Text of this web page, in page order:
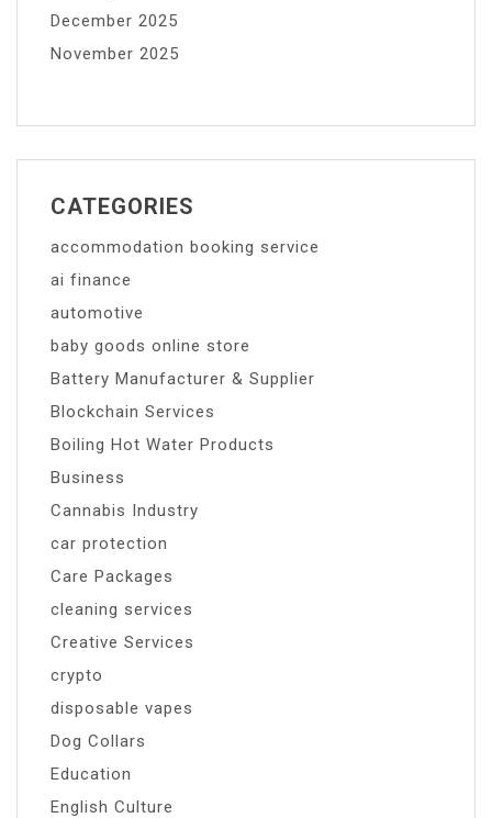
December 2025
November 2025
CATEGORIES
accommodation booking service
ai finance
automotive
baby goods online store
Battery Manufacturer & Supplier
Blockchain Services
Boiling Hot Water Products
Business
Cannabis Industry
car protection
Care Packages
cleaning services
Creative Services
crypto
disposable vapes
Dog Collars
Education
English Culture